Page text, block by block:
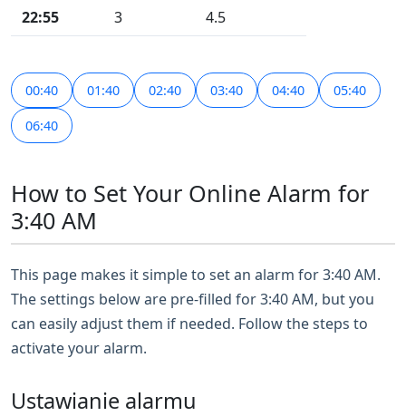
22:55
3 4.5
00:40 01:40 02:40 03:40 04:40 05:40
06:40
How to Set Your Online Alarm for
3:40 AM
This page makes it simple to set an alarm for 3:40 AM.
The settings below are pre-filled for 3:40 AM, but you
can easily adjust them if needed. Follow the steps to
activate your alarm.
Ustawianie alarmu